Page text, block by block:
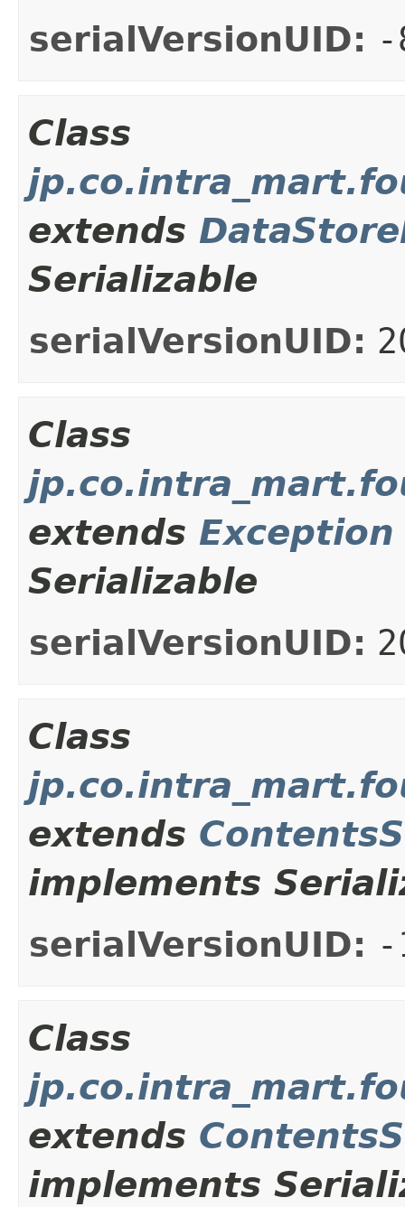
serialVersionUID: -
Class
extends
Serializable
serialVersionUID:
Class
extends Exception
Serializable
serialVersionUID:
Class
extends
implements
serialVersionUID: -
Class
extends
implements